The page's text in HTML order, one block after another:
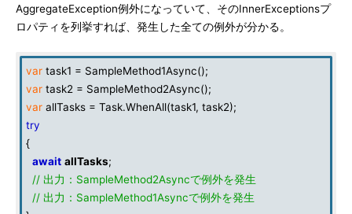
AggregateException例外になっていて、そのInnerExceptionsプ
ロパティを列挙すれば、発生した全ての例外が分かる。
var task1 = SampleMethod1Async();
var task2 = SampleMethod2Async();
var allTasks = Task.WhenAll(task1, task2);
try
{
await allTasks;
// 出力：SampleMethod2Asyncで例外を発生
// 出力：SampleMethod1Asyncで例外を発生